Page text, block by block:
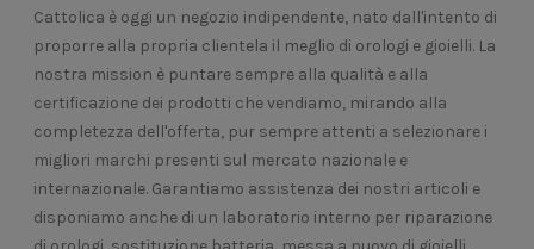
Cattolica è oggi un negozio indipendente, nato dall'intento di
proporre alla propria clientela il meglio di orologi e gioielli. La
nostra mission è puntare sempre alla qualità e alla
certificazione dei prodotti che vendiamo, mirando alla
completezza dell'offerta, pur sempre attenti a selezionare i
migliori marchi presenti sul mercato nazionale e
internazionale. Garantiamo assistenza dei nostri articoli e
disponiamo anche di un laboratorio interno per riparazione